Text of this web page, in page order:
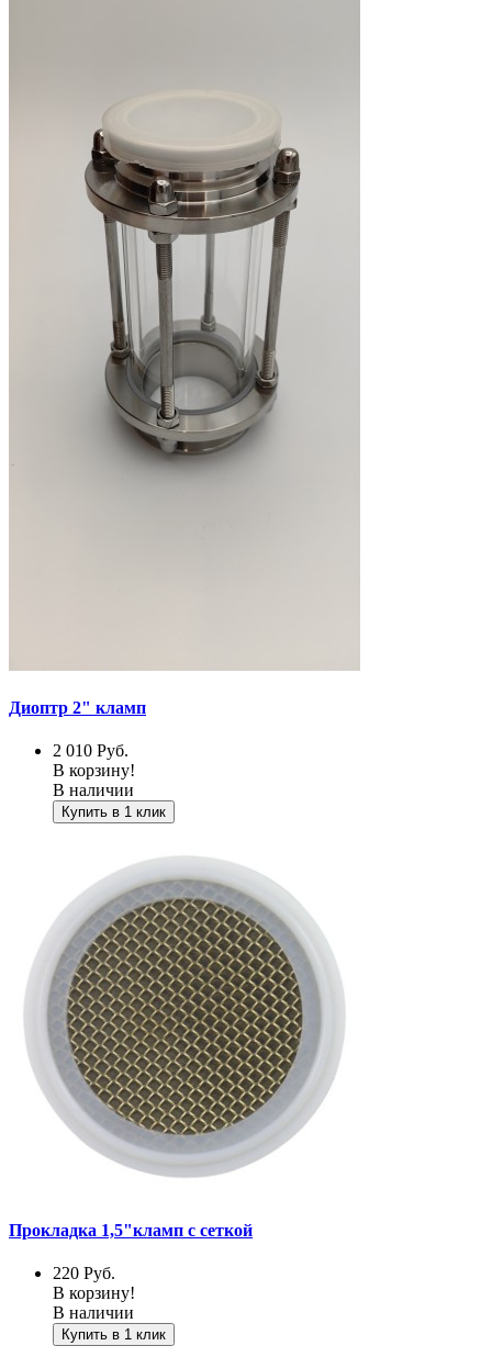
Диоптр 2" кламп
2 010 Руб.
В корзину!
В наличии
Купить в 1 клик
Прокладка 1,5"кламп с сеткой
220 Руб.
В корзину!
В наличии
Купить в 1 клик